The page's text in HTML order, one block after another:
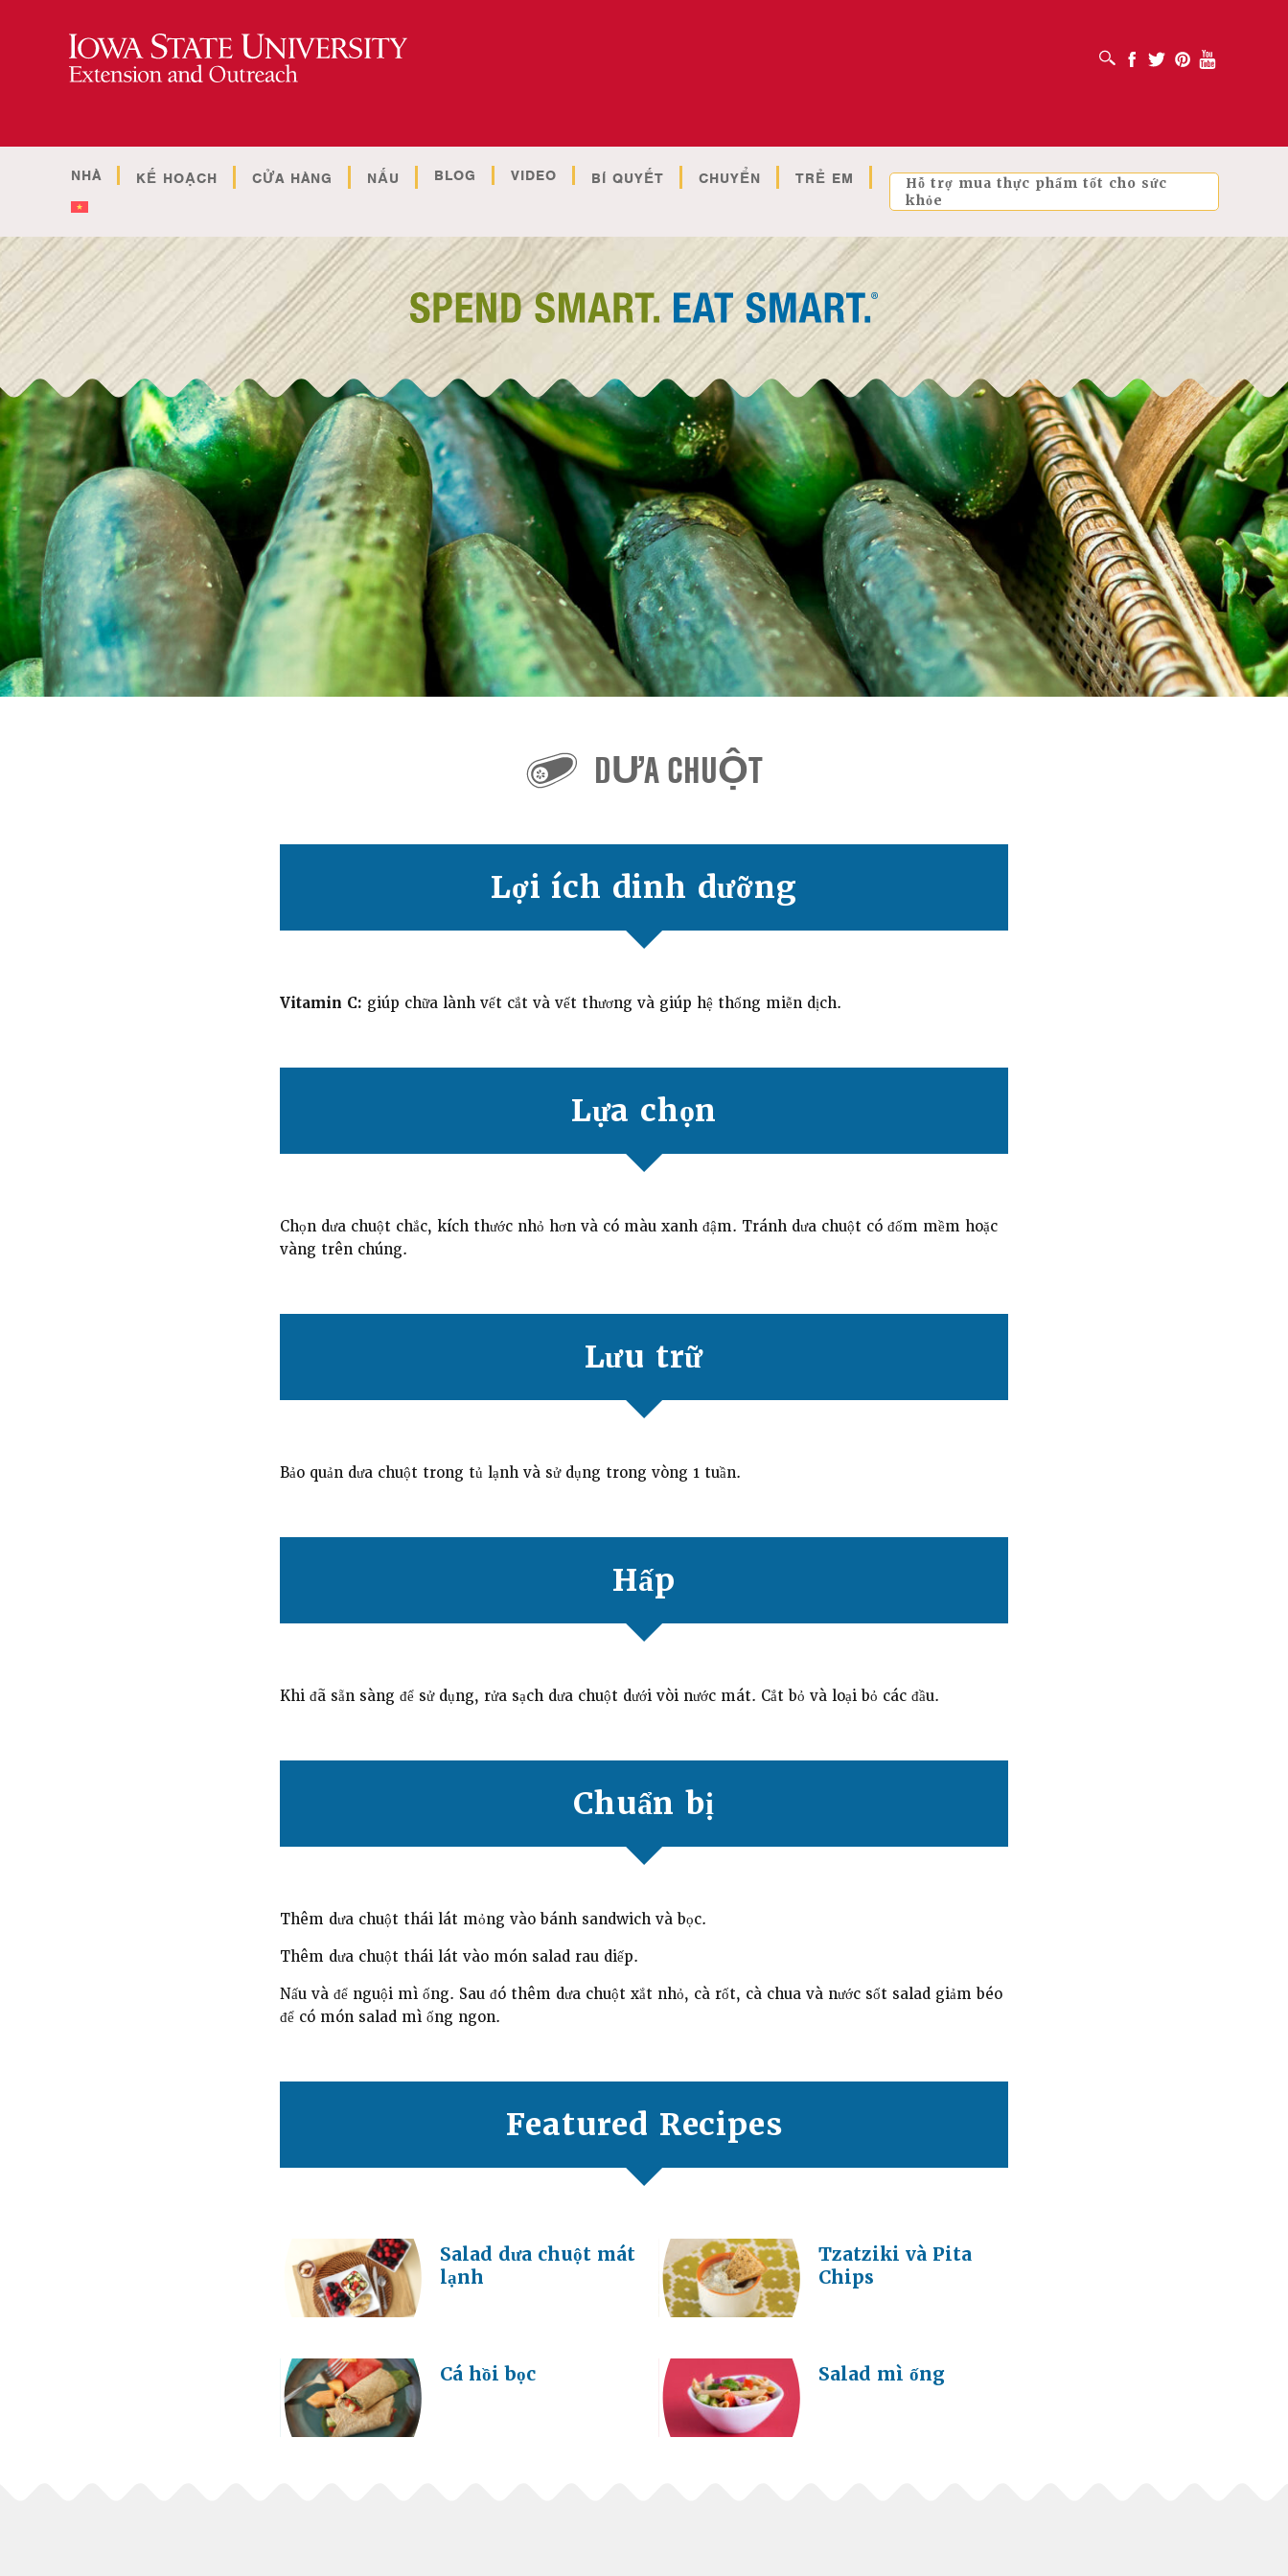
MỞ HỘP TÌM KIẾM Facebook
Twitter PinterestYoutube
NHÀ KẾ HOẠCH CỬA HÀNG NẤU BLOG VIDEO BÍ QUYẾT CHUYỂN TRẺ EM
Hỗ trợ mua thực phẩm tốt cho sức
khỏe
DƯA CHUỘT
Lợi ích dinh dưỡng
Vitamin C: giúp chữa lành vết cắt và vết thương và giúp hệ thống miễn dịch.
Lựa chọn
Chọn dưa chuột chắc, kích thước nhỏ hơn và có màu xanh đậm. Tránh dưa chuột có đốm mềm hoặc
vàng trên chúng.
Lưu trữ
Bảo quản dưa chuột trong tủ lạnh và sử dụng trong vòng 1 tuần.
Hấp
Khi đã sẵn sàng để sử dụng, rửa sạch dưa chuột dưới vòi nước mát. Cắt bỏ và loại bỏ các đầu.
Chuẩn bị
Thêm dưa chuột thái lát mỏng vào bánh sandwich và bọc.
Thêm dưa chuột thái lát vào món salad rau diếp.
Nấu và để nguội mì ống. Sau đó thêm dưa chuột xắt nhỏ, cà rốt, cà chua và nước sốt salad giảm béo
để có món salad mì ống ngon.
Featured Recipes
Salad dưa chuột mát
lạnh
Tzatziki và Pita
Chips
Cá hồi bọc Salad mì ống